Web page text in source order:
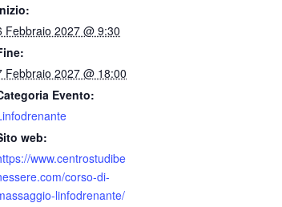
Febbraio 2027 @ 9:30
Febbraio 2027 @ 18:00
Evento:
web:
www.centrostudibe
corso-di-
linfodrenante/